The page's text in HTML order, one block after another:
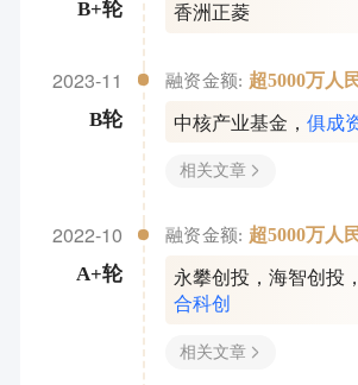
B+轮 香洲正菱
2023-11
B轮
融资金额: 超5000万人
中核产业基金 ，俱成
相关文章
2022-10
A+轮
融资金额: 超5000万人
永攀创投 ，海智创投
合科创
相关文章